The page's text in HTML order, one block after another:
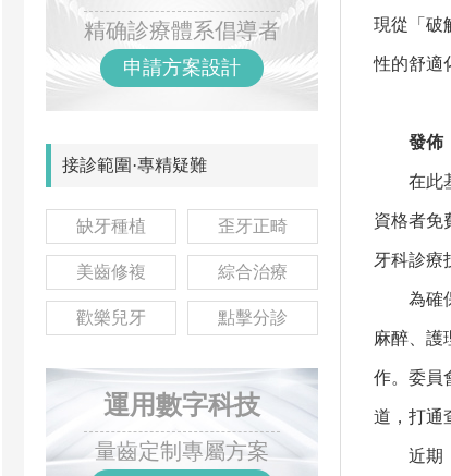
精确診療體系倡導者
申請方案設計
接診範圍·專精疑難
缺牙種植 歪牙正畸
美齒修複 綜合治療
歡樂兒牙 點擊分診
運用數字科技
量齒定制專屬方案
現從「破
性的舒適
發佈『
在此基
資格者免
牙科診療
為確保
麻醉、護
作。委員
道，打通
近期，